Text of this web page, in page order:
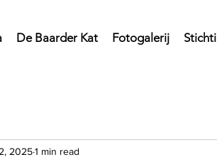
De Baarder Kat Fotogalerij
20251 min read